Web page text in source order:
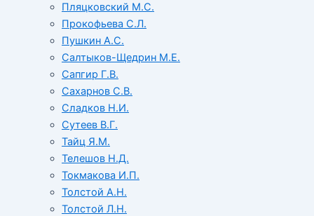
Пляцковский М.С.
Прокофьева С.Л.
Пушкин А.С.
Салтыков-Щедрин М.Е.
Сапгир Г.В.
Сахарнов С.В.
Сладков Н.И.
Сутеев В.Г.
Тайц Я.М.
Телешов Н.Д.
Токмакова И.П.
Толстой А.Н.
Толстой Л.Н.